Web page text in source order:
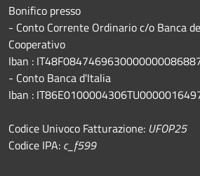
Bonifico presso
​- Conto Corrente Ordinario c/o Banca
Cooperativo
Iban :
- Conto Banca d'Italia
Iban :
Codice Univoco Fatturazione: UFOP25
Codice IPA: c_f599